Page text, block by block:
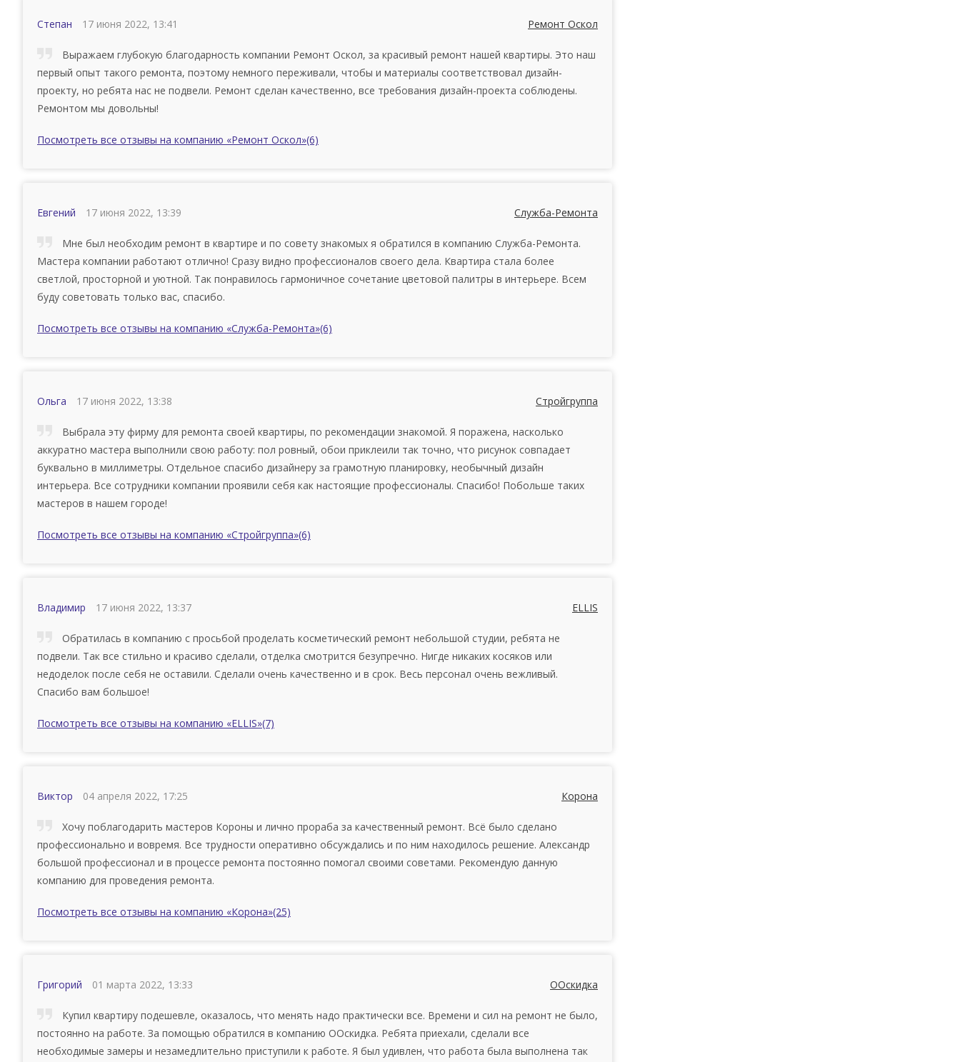
Степан 17 июня 2022, 13:41 Ремонт Оскол
Выражаем глубокую благодарность компании Ремонт Оскол, за красивый ремонт нашей квартиры. Это наш
первый опыт такого ремонта, поэтому немного переживали, чтобы и материалы соответствовал дизайн-
проекту, но ребята нас не подвели. Ремонт сделан качественно, все требования дизайн-проекта соблюдены.
Ремонтом мы довольны!
Посмотреть все отзывы на компанию «Ремонт Оскол»(6)
Евгений 17 июня 2022, 13:39 Служба-Ремонта
Мне был необходим ремонт в квартире и по совету знакомых я обратился в компанию Служба-Ремонта.
Мастера компании работают отлично! Сразу видно профессионалов своего дела. Квартира стала более
светлой, просторной и уютной. Так понравилось гармоничное сочетание цветовой палитры в интерьере. Всем
буду советовать только вас, спасибо.
Посмотреть все отзывы на компанию «Служба-Ремонта»(6)
Ольга 17 июня 2022, 13:38 Стройгруппа
Выбрала эту фирму для ремонта своей квартиры, по рекомендации знакомой. Я поражена, насколько
аккуратно мастера выполнили свою работу: пол ровный, обои приклеили так точно, что рисунок совпадает
буквально в миллиметры. Отдельное спасибо дизайнеру за грамотную планировку, необычный дизайн
интерьера. Все сотрудники компании проявили себя как настоящие профессионалы. Спасибо! Побольше таких
мастеров в нашем городе!
Посмотреть все отзывы на компанию «Стройгруппа»(6)
Владимир 17 июня 2022, 13:37 ELLIS
Обратилась в компанию с просьбой проделать косметический ремонт небольшой студии, ребята не
подвели. Так все стильно и красиво сделали, отделка смотрится безупречно. Нигде никаких косяков или
недоделок после себя не оставили. Сделали очень качественно и в срок. Весь персонал очень вежливый.
Спасибо вам большое!
Посмотреть все отзывы на компанию «ELLIS»(7)
Виктор 04 апреля 2022, 17:25 Корона
Хочу поблагодарить мастеров Короны и лично прораба за качественный ремонт. Всё было сделано
профессионально и вовремя. Все трудности оперативно обсуждались и по ним находилось решение. Александр
большой профессионал и в процессе ремонта постоянно помогал своими советами. Рекомендую данную
компанию для проведения ремонта.
Посмотреть все отзывы на компанию «Корона»(25)
Григорий 01 марта 2022, 13:33 ООскидка
Купил квартиру подешевле, оказалось, что менять надо практически все. Времени и сил на ремонт не было,
постоянно на работе. За помощью обратился в компанию ООскидка. Ребята приехали, сделали все
необходимые замеры и незамедлительно приступили к работе. Я был удивлен, что работа была выполнена так